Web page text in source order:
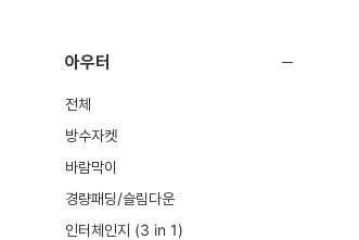
아우터
전체
방수자켓
바람막이
경량패딩/슬림다운
인터체인지 (3 in 1)